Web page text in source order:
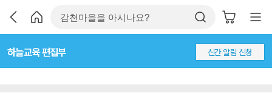
하늘교육 편집부 신간 알림 신청